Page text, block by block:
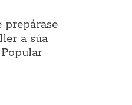
prepárase
a súa